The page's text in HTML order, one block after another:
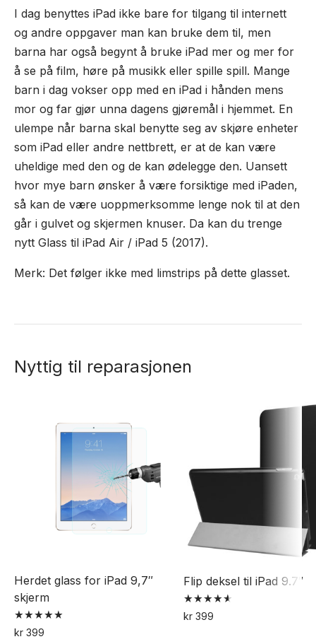
I dag benyttes iPad ikke bare for tilgang til internett
og andre oppgaver man kan bruke dem til, men
barna har også begynt å bruke iPad mer og mer for
å se på film, høre på musikk eller spille spill. Mange
barn i dag vokser opp med en iPad i hånden mens
mor og far gjør unna dagens gjøremål i hjemmet. En
ulempe når barna skal benytte seg av skjøre enheter
som iPad eller andre nettbrett, er at de kan være
uheldige med den og de kan ødelegge den. Uansett
hvor mye barn ønsker å være forsiktige med iPaden,
så kan de være uoppmerksomme lenge nok til at den
går i gulvet og skjermen knuser. Da kan du trenge
nytt Glass til iPad Air / iPad 5 (2017).
Merk: Det følger ikke med limstrips på dette glasset.
Nyttig til reparasjonen
Herdet glass for iPad 9,7″
skjerm
Vurdert
5.00
kr 399
Flip deksel til iPad 9.7″
Vurdert
4.61
kr399